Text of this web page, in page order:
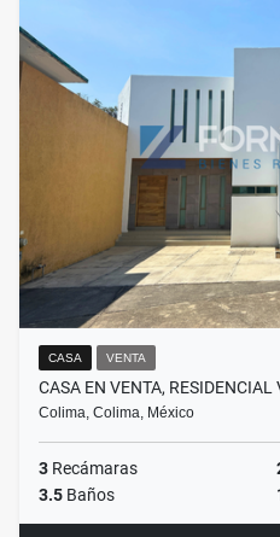
CASA VENTA
CASA EN VENTA,
Colima, Colima, México
3 Recámaras
3.5 Baños